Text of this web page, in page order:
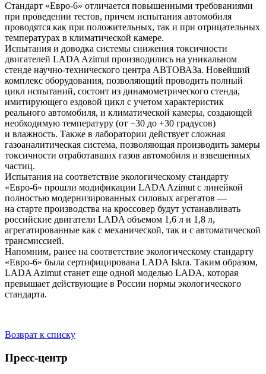
Стандарт «Евро-6» отличается повышенными требованиями
при проведении тестов, причем испытания автомобиля
проводятся как при положительных, так и при отрицательных
температурах в климатической камере.
Испытания и доводка системы снижения токсичности
двигателей LADA Azimut производились на уникальном
стенде научно-технического центра АВТОВАЗа. Новейший
комплекс оборудования, позволяющий проводить полный
цикл испытаний, состоит из динамометрического стенда,
имитирующего ездовой цикл с учетом характеристик
реального автомобиля, и климатической камеры, создающей
необходимую температуру (от −30 до +30 градусов)
и влажность. Также в лаборатории действует сложная
газоаналитическая система, позволяющая производить замеры
токсичности отработавших газов автомобиля и взвешенных
частиц.
Испытания на соответствие экологическому стандарту
«Евро-6» прошли модификации LADA Azimut с линейкой
полностью модернизированных силовых агрегатов —
на старте производства на кроссовер будут устанавливать
российские двигатели LADA объемом 1,6 л и 1,8 л,
агрегатированные как с механической, так и с автоматической
трансмиссией.
Напомним, ранее на соответствие экологическому стандарту
«Евро-6» была сертифицирована LADA Iskra. Таким образом,
LADA Azimut станет еще одной моделью LADA, которая
превышает действующие в России нормы экологического
стандарта.
Возврат к списку
Пресс-центр